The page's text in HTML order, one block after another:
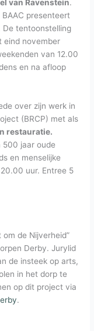
van Ravenstein.
presenteert
De tentoonstelling
eind november
van 12.00
en na afloop
over zijn werk in
(BRCP) met als
restauratie.
500 jaar oude
en menselijke
uur. Entree 5
de Nijverheid”
Derby. Jurylid
de insteek op arts,
in het dorp te
op dit project via
.